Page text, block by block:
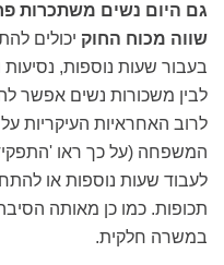
גם היום נשים משתכרות
שווה מכוח החוק יכולים
בעבור שעות נוספות,
לבין משכורות נשים אפשר
לרוב האחראיות העיקריות
המשפחה (על כך ראו 'התפקיד
לעבוד שעות נוספות או
תכופות. כמו כן מאותה
במשרה חלקית.